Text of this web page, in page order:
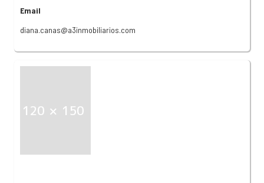
Email
diana.canas@a3inmobiliarios.com